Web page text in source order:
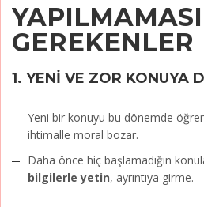
YAPILMAMASI
GEREKENLER
1. YENİ VE ZOR KONUYA
Yeni bir konuyu bu dönemde
ihtimalle moral bozar.
Daha önce hiç başlamadığın
bilgilerle yetin, ayrıntıya girme.